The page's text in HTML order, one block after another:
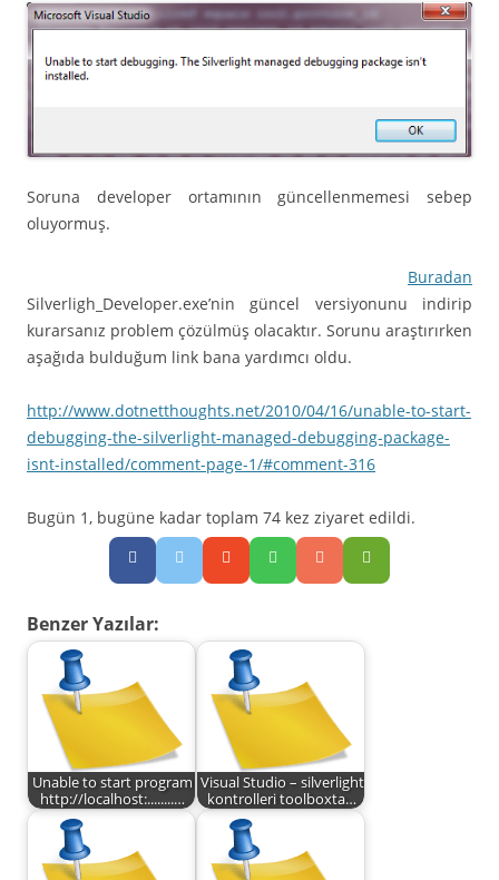
Soruna developer ortamının güncellenmemesi sebep
oluyormuş.
Buradan
Silverligh_Developer.exe’nin güncel versiyonunu indirip
kurarsanız problem çözülmüş olacaktır. Sorunu araştırırken
aşağıda bulduğum link bana yardımcı oldu.
http://www.dotnetthoughts.net/2010/04/16/unable-to-start-
debugging-the-silverlight-managed-debugging-package-
isnt-installed/comment-page-1/#comment-316
Bugün 1, bugüne kadar toplam 74 kez ziyaret edildi.
Benzer Yazılar:
Unable to start program
http://localhost:........…
Visual Studio – silverlight
kontrolleri toolboxta…